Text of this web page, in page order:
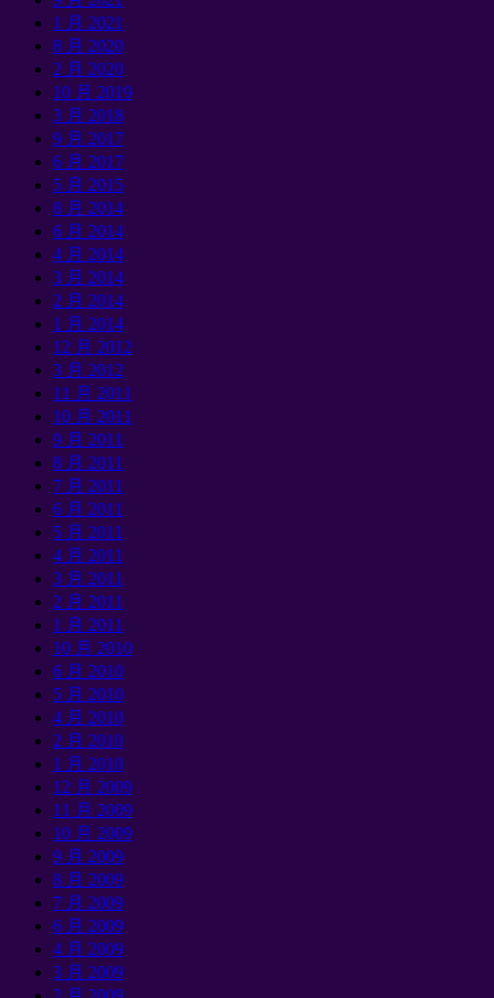
1 月 2021
8 月 2020
2 月 2020
10 月 2019
3 月 2018
9 月 2017
6 月 2017
5 月 2015
8 月 2014
6 月 2014
4 月 2014
3 月 2014
2 月 2014
1 月 2014
12 月 2012
3 月 2012
11 月 2011
10 月 2011
9 月 2011
8 月 2011
7 月 2011
6 月 2011
5 月 2011
4 月 2011
3 月 2011
2 月 2011
1 月 2011
10 月 2010
6 月 2010
5 月 2010
4 月 2010
2 月 2010
1 月 2010
12 月 2009
11 月 2009
10 月 2009
9 月 2009
8 月 2009
7 月 2009
6 月 2009
4 月 2009
3 月 2009